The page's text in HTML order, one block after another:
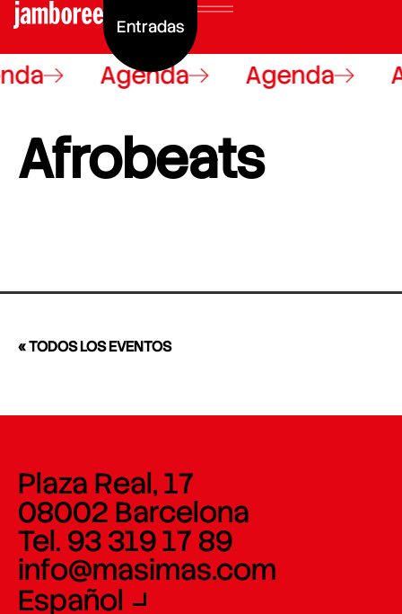
Entradas
Agenda Agenda
Afrobeats
« TODOS LOS EVENTOS
Plaza Real, 17
08002 Barcelona
Tel. 93 319 17 89
info@masimas.com
Español